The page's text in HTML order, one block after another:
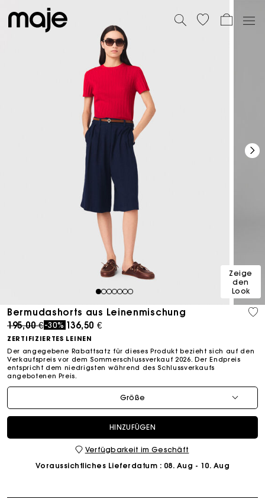
1234567
Zeige
den
Look
Bermudashorts aus Leinenmischung
Price reduced from
195,00 €to
-30% 136,50 €
ZERTIFIZIERTES LEINEN
Der angegebene Rabattsatz für dieses Produkt bezieht sich auf den
Verkaufspreis vor dem Sommerschlussverkauf 2026. Der Endpreis
entspricht dem niedrigsten während des Schlussverkaufs
angebotenen Preis.
Größe
HINZUFÜGEN
Verfügbarkeit im Geschäft
Voraussichtliches Lieferdatum : 08. Aug - 10. Aug